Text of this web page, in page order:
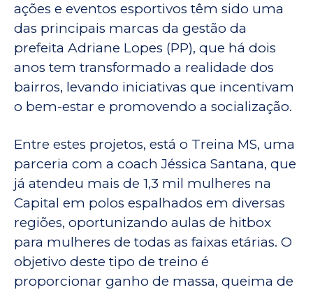
ações e eventos esportivos têm sido uma
das principais marcas da gestão da
prefeita Adriane Lopes (PP), que há dois
anos tem transformado a realidade dos
bairros, levando iniciativas que incentivam
o bem-estar e promovendo a socialização.
Entre estes projetos, está o Treina MS, uma
parceria com a coach Jéssica Santana, que
já atendeu mais de 1,3 mil mulheres na
Capital em polos espalhados em diversas
regiões, oportunizando aulas de hitbox
para mulheres de todas as faixas etárias. O
objetivo deste tipo de treino é
proporcionar ganho de massa, queima de